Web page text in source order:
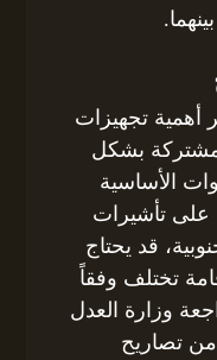
أهمية تجهيزات
بشكل
الأساسية
على تأشيرات
قد يحتاج
تختلف وفقاً
وزارة العدل
من تصاريح